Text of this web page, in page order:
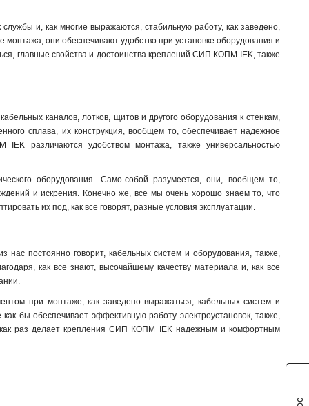
КБ16-290/700 0
HEL-5561 0
CAB25 1
и, как многие выражаются, стабильную работу, как заведено,
они обеспечивают удобство при установке оборудования и
главные свойства и достоинства креплений СИП КОПМ IEK, также
каналов, лотков, щитов и другого оборудования к стенкам,
сплава, их конструкция, вообщем то, обеспечивает надежное
различаются удобством монтажа, также универсальностью
оборудования. Само-собой разумеется, они, вообщем то,
и искрения. Конечно же, все мы очень хорошо знаем то, что
их под, как все говорят, разные условия эксплуатации.
постоянно говорит, кабельных систем и оборудования, также,
как все знают, высочайшему качеству материала и, как все
при монтаже, как заведено выражаться, кабельных систем и
бы обеспечивает эффективную работу электроустановок, также,
как раз делает крепления СИП КОПМ IEK надежным и комфортным